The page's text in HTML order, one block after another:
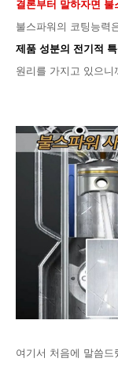
결론부터 말하자면
불스파워의 코팅능력
제품 성분의 전기적
원리를 가지고 있으니
여기서 처음에 말씀